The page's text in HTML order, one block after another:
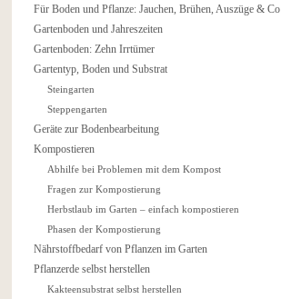
Für Boden und Pflanze: Jauchen, Brühen, Auszüge & Co
Gartenboden und Jahreszeiten
Gartenboden: Zehn Irrtümer
Gartentyp, Boden und Substrat
Steingarten
Steppengarten
Geräte zur Bodenbearbeitung
Kompostieren
Abhilfe bei Problemen mit dem Kompost
Fragen zur Kompostierung
Herbstlaub im Garten – einfach kompostieren
Phasen der Kompostierung
Nährstoffbedarf von Pflanzen im Garten
Pflanzerde selbst herstellen
Kakteensubstrat selbst herstellen